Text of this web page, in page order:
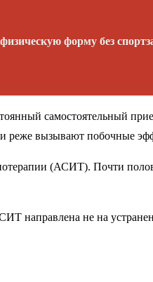
форму без
самостоятельный
и реже вызывают побочные
(АСИТ). Почти
направлена не на